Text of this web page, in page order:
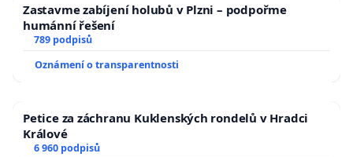
Zastavme zabíjení holubů v Plzni – podpořme
humánní řešení
789 podpisů
Oznámení o transparentnosti
Petice za záchranu Kuklenských rondelů v Hradci
Králové
6 960 podpisů